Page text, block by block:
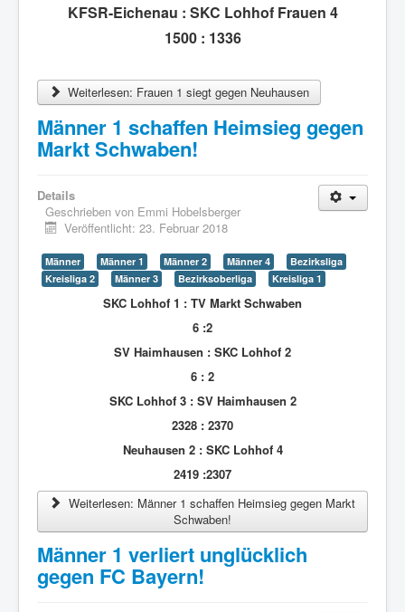
KFSR-Eichenau : SKC Lohhof Frauen 4
1500 : 1336
Weiterlesen: Frauen 1 siegt gegen Neuhausen
Männer 1 schaffen Heimsieg gegen
Markt Schwaben!
Details
Geschrieben von Emmi Hobelsberger
Veröffentlicht: 23. Februar 2018
Männer Männer 1 Männer 2 Männer 4
Bezirksliga
Kreisliga 2
Männer 3 Bezirksoberliga Kreisliga 1
SKC Lohhof 1 : TV Markt Schwaben
6 :2
SV Haimhausen : SKC Lohhof 2
6 : 2
SKC Lohhof 3 : SV Haimhausen 2
2328 : 2370
Neuhausen 2 : SKC Lohhof 4
2419 :2307
Weiterlesen: Männer 1 schaffen Heimsieg gegen Markt
Schwaben!
Männer 1 verliert unglücklich
gegen FC Bayern!